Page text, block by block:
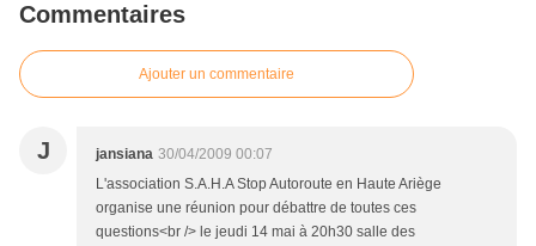
Commentaires
Ajouter un commentaire
J jansiana 30/04/2009 00:07
L'association S.A.H.A Stop Autoroute en Haute Ariège
organise une réunion pour débattre de toutes ces
questions<br /> le jeudi 14 mai à 20h30 salle des